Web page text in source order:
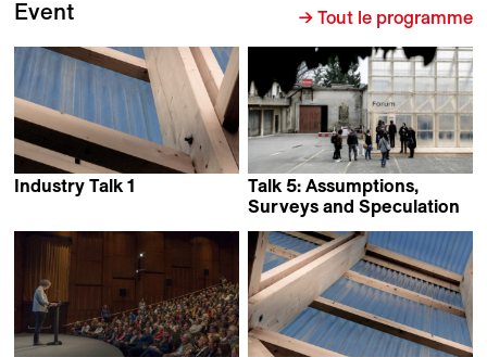
Event → Tout le programme
Industry Talk 1
Talk 5: Assumptions,
Surveys and Speculation